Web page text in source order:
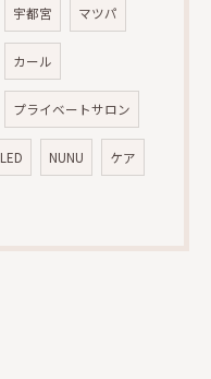
宇都宮 マツパ
カール
プライベートサロン
LED NUNU ケア